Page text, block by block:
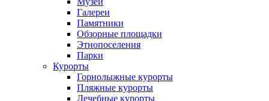
Галереи
Памятники
Обзорные площадки
Этнопоселения
Парки
Курорты
Горнолыжные курорты
Пляжные курорты
Лечебные курорты